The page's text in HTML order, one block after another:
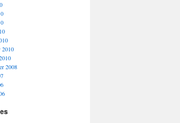
2010
2008